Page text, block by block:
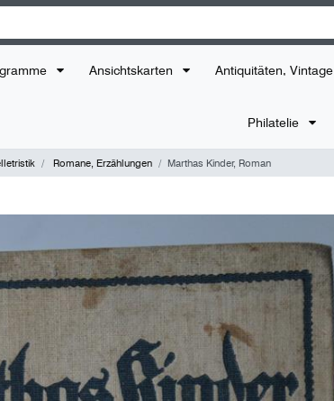
Ansichtskarten Antiquitäten, Vintage
Philatelie
Romane, Erzählungen Marthas Kinder, Roman